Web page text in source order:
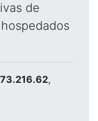
de
,